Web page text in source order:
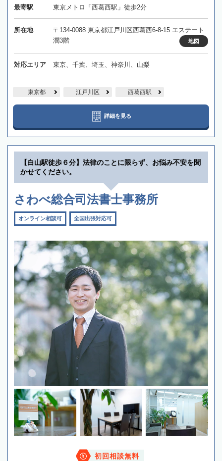
最寄駅 東京メトロ「西葛西駅」徒歩2分
所在地
〒134-0088 東京都江戸川区西葛西6-8-15 エステート
潤3階
地図
対応エリア 東京、千葉、埼玉、神奈川、山梨
東京都 江戸川区 西葛西駅
詳細を見る
【白山駅徒歩６分】法律のことに限らず、お悩み不安を聞
かせてください。
さわべ総合司法書士事務所
オンライン相談可 全国出張対応可
初回相談無料